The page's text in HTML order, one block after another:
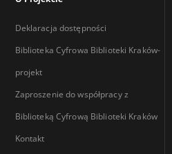
Deklaracja dostępności
Biblioteka Cyfrowa Biblioteki Kraków-
projekt
Zaproszenie do współpracy z
Biblioteką Cyfrową Biblioteki Kraków
Kontakt